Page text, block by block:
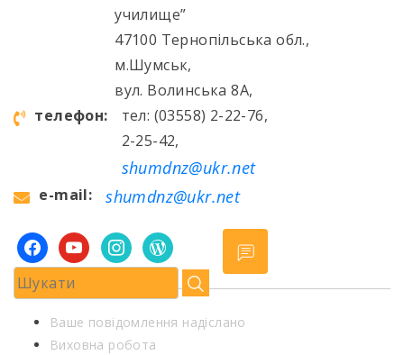
училище”
47100 Тернопільська обл.,
м.Шумськ,
вул. Волинська 8А,
телефон:
тел: (03558) 2-22-76,
2-25-42,
shumdnz@ukr.net
e-mail: shumdnz@ukr.net
facebookyoutubeinstagramwordpress
Ваше повідомлення надіслано
Виховна робота